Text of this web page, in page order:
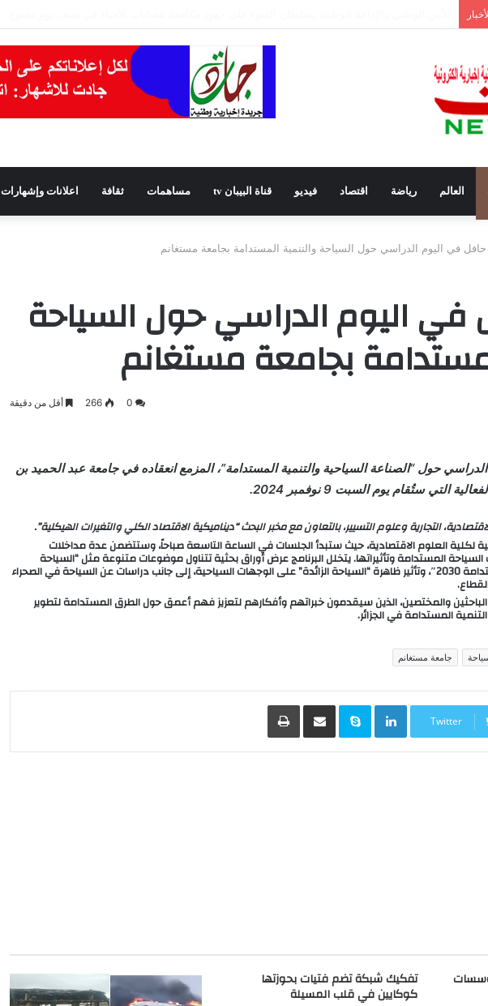
العالم رياضة اقتصاد فيديو قناة البيبان tv مساهمات ثقافة اعلانات وإشهارات Pub
حافل في اليوم الدراسي حول السياحة والتنمية المستدامة بجامعة مستغانم
في اليوم الدراسي حول السياحة
بجامعة مستغانم
0
266 أقل من دقيقة
الدراسي حول “الصناعة السياحية والتنمية المستدامة”، المزمع انعقاده في جامعة عبد الحميد بن
ستُقام يوم السبت 9 نوفمبر 2024.
التجارية وعلوم التسيير، بالتعاون مع مخبر البحث “ديناميكية الاقتصاد الكلي والتغيرات الهيكلية”.
لكلية العلوم الاقتصادية، حيث ستبدأ الجلسات في الساعة التاسعة صباحاً، وستتضمن عدة مداخلات
المستدامة وتأثيراتها. يتخلل البرنامج عرض أوراق بحثية تتناول موضوعات متنوعة مثل “السياحة
المستدامة وأهداف التنمية المستدامة 2030″، وتأثير ظاهرة “السياحة الزائدة” على الوجهات السياحية، إلى جانب دراسات عن السياحة في الصحراء
والمختصين، الذين سيقدمون خبراتهم وأفكارهم لتعزيز فهم أعمق حول الطرق المستدامة لتطوير
المستدامة في الجزائر.
جامعة مستغانم
Twitter
LinkedIn
Skype مشاركة عبر البريد طباعة
تفكيك شبكة تضم فتيات بحوزتها
كوكايين في قلب المسيلة